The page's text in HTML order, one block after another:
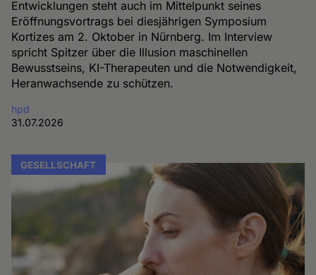
Entwicklungen steht auch im Mittelpunkt seines
Eröffnungsvortrags bei diesjährigen Symposium
Kortizes am 2. Oktober in Nürnberg. Im Interview
spricht Spitzer über die Illusion maschinellen
Bewusstseins, KI-Therapeuten und die Notwendigkeit,
Heranwachsende zu schützen.
hpd
31.07.2026
GESELLSCHAFT